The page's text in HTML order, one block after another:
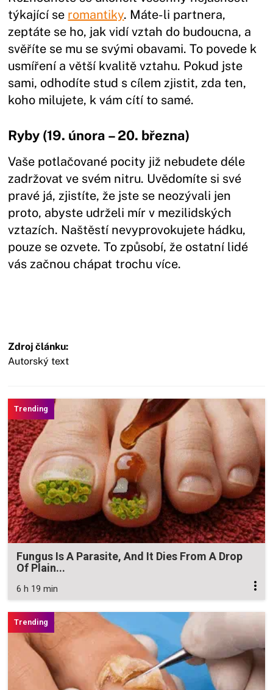
týkající se romantiky. Máte-li partnera,
zeptáte se ho, jak vidí vztah do budoucna, a
svěříte se mu se svými obavami. To povede k
usmíření a větší kvalitě vztahu. Pokud jste
sami, odhodíte stud s cílem zjistit, zda ten,
koho milujete, k vám cítí to samé.
Ryby (19. února – 20. března)
Vaše potlačované pocity již nebudete déle
zadržovat ve svém nitru. Uvědomíte si své
pravé já, zjistíte, že jste se neozývali jen
proto, abyste udrželi mír v mezilidských
vztazích. Naštěstí nevyprovokujete hádku,
pouze se ozvete. To způsobí, že ostatní lidé
vás začnou chápat trochu více.
Zdroj článku:
Autorský text
Fungus Is A Parasite, And It Dies From A Drop
Of Plain...
6 h 19 min